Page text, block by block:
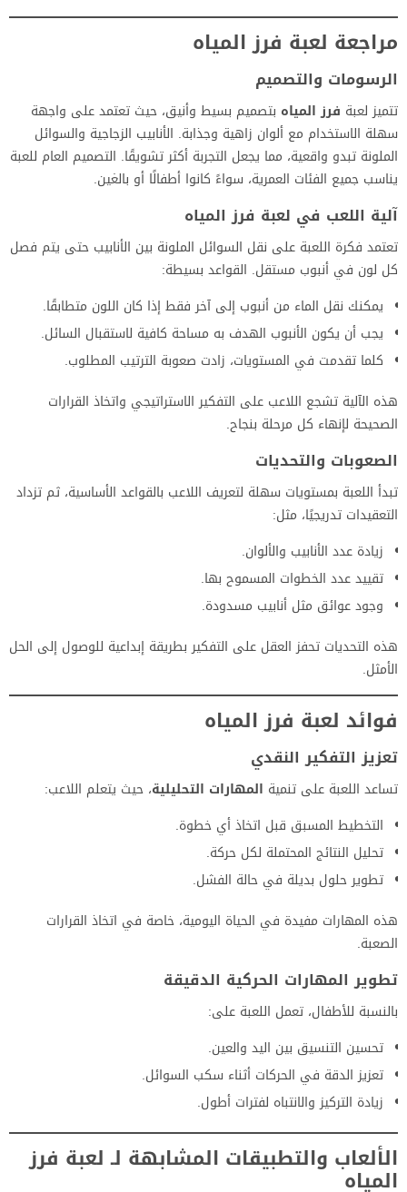
مراجعة لعبة فرز المياه
الرسومات والتصميم
تتميز لعبة فرز المياه بتصميم بسيط وأنيق، حيث تعتمد على واجهة
سهلة الاستخدام مع ألوان زاهية وجذابة. الأنابيب الزجاجية والسوائل
الملونة تبدو واقعية، مما يجعل التجربة أكثر تشويقًا. التصميم العام للعبة
يناسب جميع الفئات العمرية، سواءً كانوا أطفالًا أو بالغين.
آلية اللعب في لعبة فرز المياه
تعتمد فكرة اللعبة على نقل السوائل الملونة بين الأنابيب حتى يتم فصل
كل لون في أنبوب مستقل. القواعد بسيطة:
يمكنك نقل الماء من أنبوب إلى آخر فقط إذا كان اللون متطابقًا.
يجب أن يكون الأنبوب الهدف به مساحة كافية لاستقبال السائل.
كلما تقدمت في المستويات، زادت صعوبة الترتيب المطلوب.
هذه الآلية تشجع اللاعب على التفكير الاستراتيجي واتخاذ القرارات
الصحيحة لإنهاء كل مرحلة بنجاح.
الصعوبات والتحديات
تبدأ اللعبة بمستويات سهلة لتعريف اللاعب بالقواعد الأساسية، ثم تزداد
التعقيدات تدريجيًا، مثل:
زيادة عدد الأنابيب والألوان.
تقييد عدد الخطوات المسموح بها.
وجود عوائق مثل أنابيب مسدودة.
هذه التحديات تحفز العقل على التفكير بطريقة إبداعية للوصول إلى الحل
الأمثل.
فوائد لعبة فرز المياه
تعزيز التفكير النقدي
تساعد اللعبة على تنمية المهارات التحليلية، حيث يتعلم اللاعب:
التخطيط المسبق قبل اتخاذ أي خطوة.
تحليل النتائج المحتملة لكل حركة.
تطوير حلول بديلة في حالة الفشل.
هذه المهارات مفيدة في الحياة اليومية، خاصة في اتخاذ القرارات
الصعبة.
تطوير المهارات الحركية الدقيقة
بالنسبة للأطفال، تعمل اللعبة على:
تحسين التنسيق بين اليد والعين.
تعزيز الدقة في الحركات أثناء سكب السوائل.
زيادة التركيز والانتباه لفترات أطول.
الألعاب والتطبيقات المشابهة لـ لعبة فرز
المياه